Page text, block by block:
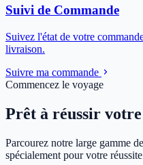
Suivi de Commande
Suivez l'état de votre
livraison.
Suivre ma commande
Commencez le voyage
Prêt à réussir
Parcourez notre large gamme
spécialement pour votre